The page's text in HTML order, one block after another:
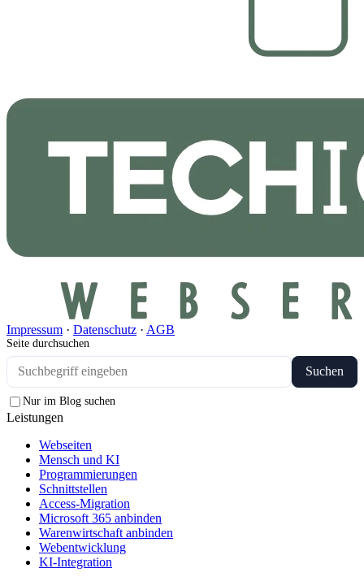
Impressum · Datenschutz · AGB
Seite durchsuchen
Suchen
Nur im Blog suchen
Leistungen
Webseiten
Mensch und KI
Programmierungen
Schnittstellen
Access-Migration
Microsoft 365 anbinden
Warenwirtschaft anbinden
Webentwicklung
KI-Integration